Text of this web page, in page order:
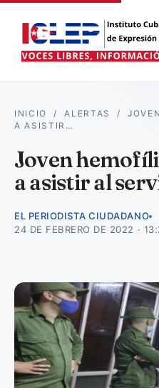
INICIO /ALERTAS /
A ASISTIR…
Joven
a asistir al
EL PERIODISTA CIUDADANO
24 DE FEBRERO DE 2022 ·